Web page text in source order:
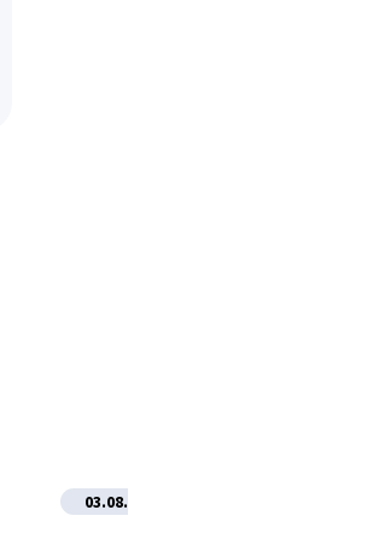
03.08.2026